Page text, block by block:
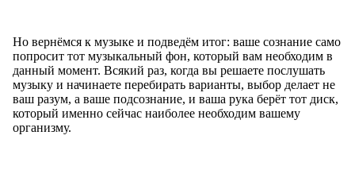
Но вернёмся к музыке и подведём итог: ваше сознание само
попросит тот музыкальный фон, который вам необходим в
данный момент. Всякий раз, когда вы решаете послушать
музыку и начинаете перебирать варианты, выбор делает не
ваш разум, а ваше подсознание, и ваша рука берёт тот диск,
который именно сейчас наиболее необходим вашему
организму.